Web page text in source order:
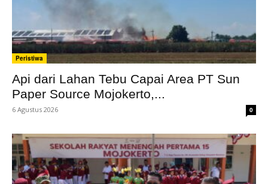
Peristiwa
Api dari Lahan Tebu Capai Area PT Sun
Paper Source Mojokerto,...
6 Agustus 2026 0